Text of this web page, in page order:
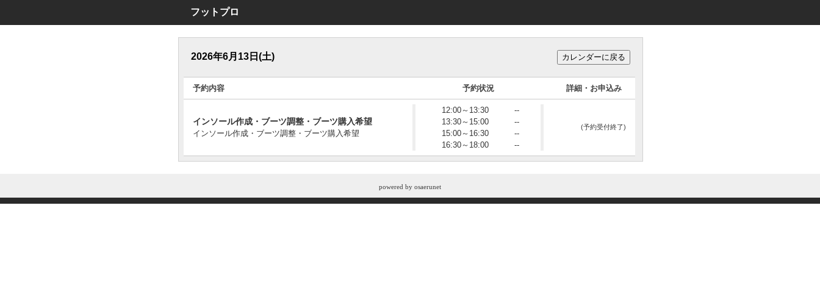
フットプロ
2026年6月13日(土)
予約内容 予約状況 詳細・お申込み
インソール作成・ブーツ調整・ブーツ購入希望
インソール作成・ブーツ調整・ブーツ購入希望
12:00～13:30
--
13:30～15:00
--
15:00～16:30
--
16:30～18:00
--
(予約受付終了)
powered by osaerunet